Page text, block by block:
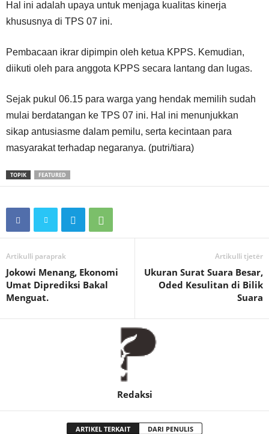
Hal ini adalah upaya untuk menjaga kualitas kinerja
khususnya di TPS 07 ini.
Pembacaan ikrar dipimpin oleh ketua KPPS. Kemudian,
diikuti oleh para anggota KPPS secara lantang dan lugas.
Sejak pukul 06.15 para warga yang hendak memilih sudah
mulai berdatangan ke TPS 07 ini. Hal ini menunjukkan
sikap antusiasme dalam pemilu, serta kecintaan para
masyarakat terhadap negaranya. (putri/tiara)
TOPIK FEATURED
Artikulli paraprak
Jokowi Menang, Ekonomi
Umat Diprediksi Bakal
Menguat.
Artikulli tjetër
Ukuran Surat Suara Besar,
Oded Kesulitan di Bilik
Suara
Redaksi
ARTIKEL TERKAIT DARI PENULIS